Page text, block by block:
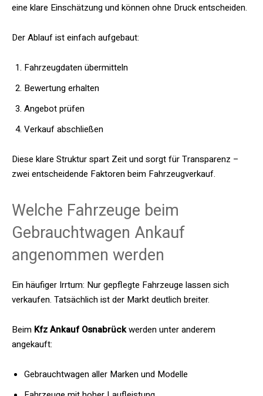
eine klare Einschätzung und können ohne Druck entscheiden.
Der Ablauf ist einfach aufgebaut:
Fahrzeugdaten übermitteln
Bewertung erhalten
Angebot prüfen
Verkauf abschließen
Diese klare Struktur spart Zeit und sorgt für Transparenz –
zwei entscheidende Faktoren beim Fahrzeugverkauf.
Welche Fahrzeuge beim
Gebrauchtwagen Ankauf
angenommen werden
Ein häufiger Irrtum: Nur gepflegte Fahrzeuge lassen sich
verkaufen. Tatsächlich ist der Markt deutlich breiter.
Beim Kfz Ankauf Osnabrückwerden unter anderem
angekauft:
Gebrauchtwagen aller Marken und Modelle